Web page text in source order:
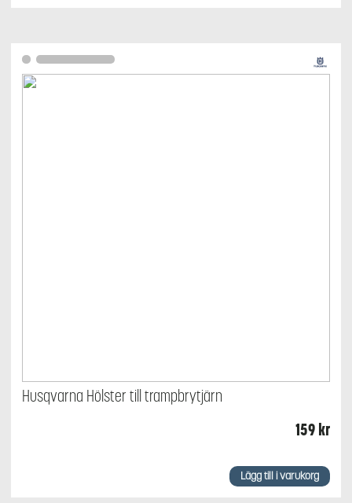
Husqvarna Hölster till trampbrytjärn
159kr
Lägg till i varukorg